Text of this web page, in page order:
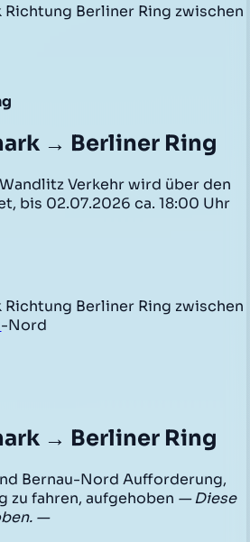
Richtung Berliner Ring zwischen
→ Berliner Ring
Verkehr wird über den
bis 02.07.2026 ca. 18:00 Uhr
Richtung Berliner Ring zwischen
-Nord
→ Berliner Ring
Bernau-Nord Aufforderung,
zu fahren, aufgehoben — Diese
—